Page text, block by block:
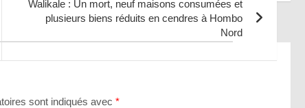
Walikale : Un mort, neuf maisons consumées et
plusieurs biens réduits en cendres à Hombo
Nord
sont indiqués avec *